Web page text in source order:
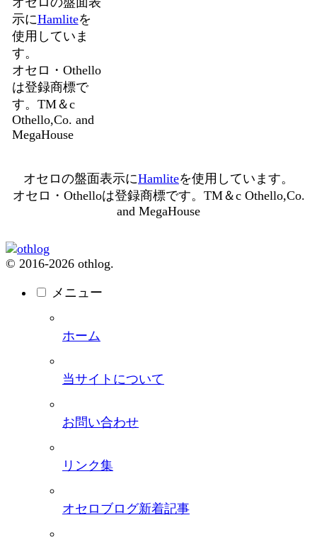
示にHamliteを
使用していま
す。
オセロ・Othello
は登録商標で
す。TM＆c
Othello,Co. and
MegaHouse
オセロの盤面表示にHamliteを使用しています。
オセロ・Othelloは登録商標です。TM＆c Othello,Co.
and MegaHouse
© 2016-2026 othlog.
メニュー
ホーム
当サイトについて
お問い合わせ
リンク集
オセロブログ新着記事